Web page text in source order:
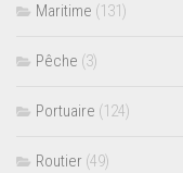
Maritime (131)
Pêche (3)
Portuaire (124)
Routier (49)